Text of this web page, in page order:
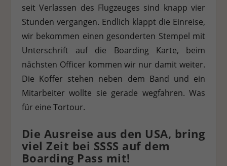
seit Verlassen des Flugzeuges sind knapp vier
Stunden vergangen. Endlich klappt die Einreise,
wir bekommen einen gesonderten Stempel mit
Unterschrift auf die Boarding Karte, beim
nächsten Officer kommen wir nur damit weiter.
Die Koffer stehen neben dem Band und ein
Mitarbeiter wollte sie gerade wegfahren. Was
für eine Tortour.
Die Ausreise aus den USA, bring
viel Zeit bei SSSS auf dem
Boarding Pass mit!